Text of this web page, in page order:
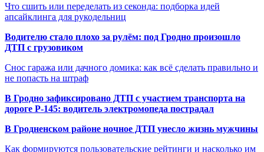
Что сшить или переделать из секонда: подборка идей
апсайклинга для рукодельниц
Водителю стало плохо за рулём: под Гродно произошло
ДТП с грузовиком
Снос гаража или дачного домика: как всё сделать правильно и
не попасть на штраф
В Гродно зафиксировано ДТП с участием транспорта на
дороге Р-145: водитель электромопеда пострадал
В Гродненском районе ночное ДТП унесло жизнь мужчины
Как формируются пользовательские рейтинги и насколько им